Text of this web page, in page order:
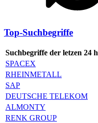
Top-Suchbegriffe
Suchbegriffe der letzen 24 h
SPACEX
RHEINMETALL
SAP
DEUTSCHE TELEKOM
ALMONTY
RENK GROUP